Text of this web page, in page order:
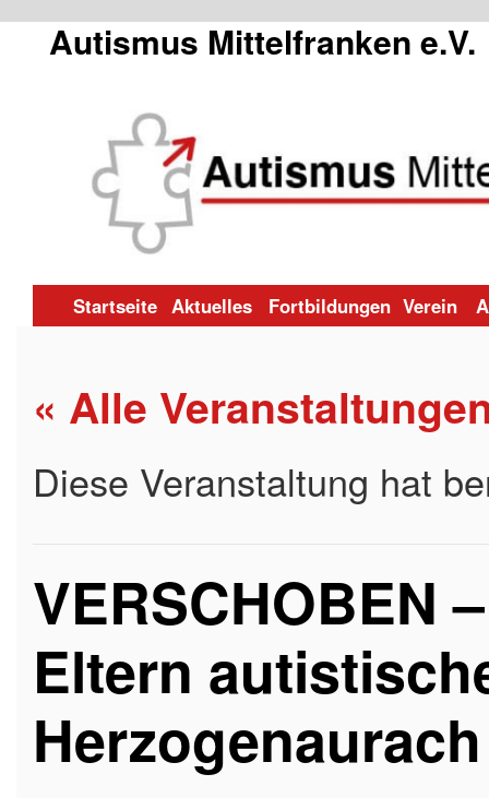
Autismus Mittelfranken e.V.
Zum
springen
Startseite Aktuelles Fortbildungen Verein
« Alle
Diese Veranstaltung hat
VERSCHOBEN
Eltern